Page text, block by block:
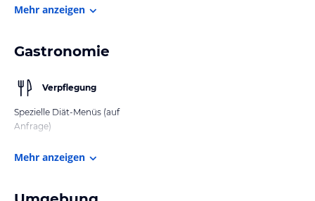
Mehr anzeigen
Gastronomie
Verpflegung
Spezielle Diät-Menüs (auf
Anfrage)
Mehr anzeigen